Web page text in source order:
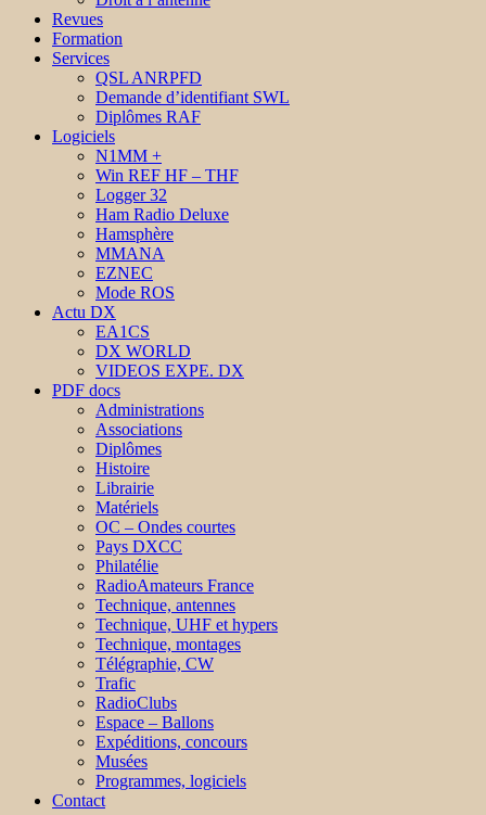
Revues
Formation
Services
QSL ANRPFD
Demande d’identifiant SWL
Diplômes RAF
Logiciels
N1MM +
Win REF HF – THF
Logger 32
Ham Radio Deluxe
Hamsphère
MMANA
EZNEC
Mode ROS
Actu DX
EA1CS
DX WORLD
VIDEOS EXPE. DX
PDF docs
Administrations
Associations
Diplômes
Histoire
Librairie
Matériels
OC – Ondes courtes
Pays DXCC
Philatélie
RadioAmateurs France
Technique, antennes
Technique, UHF et hypers
Technique, montages
Télégraphie, CW
Trafic
RadioClubs
Espace – Ballons
Expéditions, concours
Musées
Programmes, logiciels
Contact